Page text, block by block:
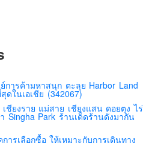
การค้ามหาสนุก ตะลุย Harbor Land
ดในเอเชีย (342067)
ชียงราย แม่สาย เชียงแสน ดอยตุง ไร่
Singha Park ร้านเด็ดร้านดังมากัน
ารเลือกซื้อ ให้เหมาะกับการเดินทาง